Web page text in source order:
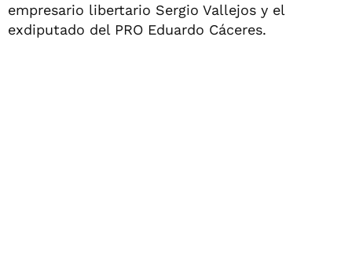
empresario libertario Sergio Vallejos y el
exdiputado del PRO Eduardo Cáceres.